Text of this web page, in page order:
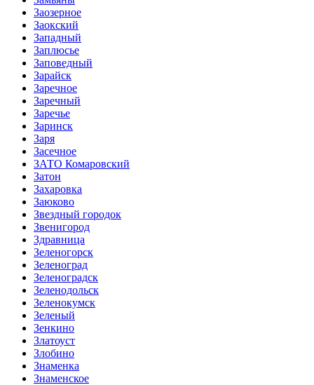
Заозерное
Заокский
Западный
Заплюсье
Заповедный
Зарайск
Заречное
Заречный
Заречье
Заринск
Заря
Засечное
ЗАТО Комаровский
Затон
Захаровка
Заюково
Звездный городок
Звенигород
Здравница
Зеленогорск
Зеленоград
Зеленоградск
Зеленодольск
Зеленокумск
Зеленый
Зенкино
Златоуст
Злобино
Знаменка
Знаменское